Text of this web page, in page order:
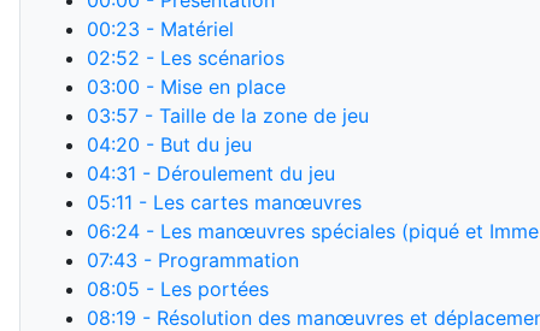
00:23 - Matériel
02:52 - Les scénarios
03:00 - Mise en place
03:57 - Taille de la zone de jeu
04:20 - But du jeu
04:31 - Déroulement du jeu
05:11 - Les cartes manœuvres
06:24 - Les manœuvres spéciales (piqué et
07:43 - Programmation
08:05 - Les portées
08:19 - Résolution des manœuvres et